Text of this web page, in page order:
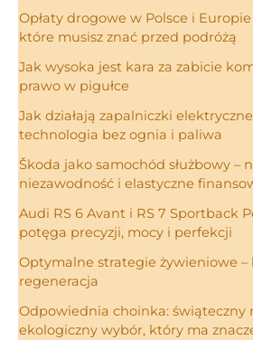
Opłaty drogowe w Polsce i
które musisz znać przed podróżą
Jak wysoka jest kara za zabicie
prawo w pigułce
Jak działają zapalniczki
technologia bez ognia i paliwa
Škoda jako samochód służbowy –
niezawodność i elastyczne
Audi RS 6 Avant i RS 7 Sportback
potęga precyzji, mocy i perfekcji
Optymalne strategie żywieniowe
regeneracja
Odpowiednia choinka: świąteczny
ekologiczny wybór, który ma